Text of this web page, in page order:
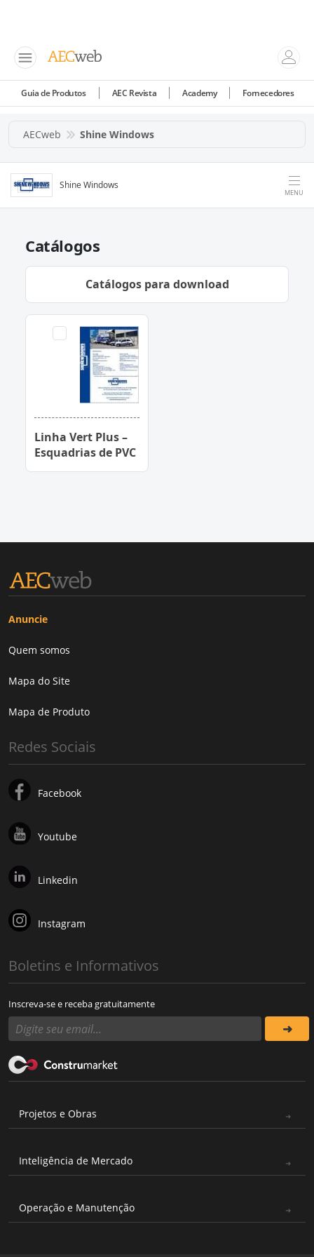
Guia de Produtos AEC Revista Academy Fornecedores
AECweb Shine Windows
Shine Windows
MENU
Catálogos
Catálogos para download
Linha Vert Plus –
Esquadrias de PVC
Anuncie
Quem somos
Mapa do Site
Mapa de Produto
Redes Sociais
Facebook
Youtube
Linkedin
Instagram
Boletins e Informativos
Inscreva-se e receba gratuitamente
Projetos e Obras
Inteligência de Mercado
Operação e Manutenção